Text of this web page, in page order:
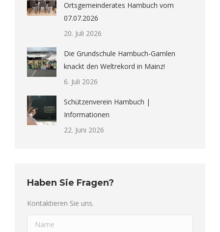
Ortsgemeinderates Hambuch vom
07.07.2026
20. Juli 2026
Die Grundschule Hambuch-Gamlen
knackt den Weltrekord in Mainz!
6. Juli 2026
Schützenverein Hambuch |
Informationen
22. Juni 2026
Haben Sie Fragen?
Kontaktieren Sie uns.
Name